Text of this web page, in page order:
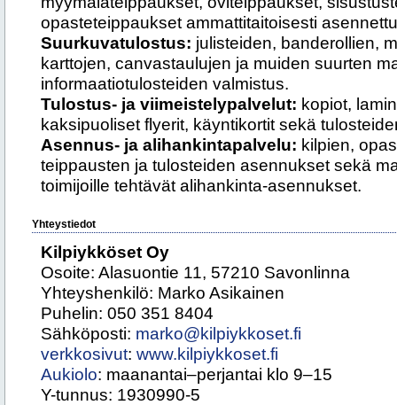
opasteteippaukset ammattitaitoisesti
Suurkuvatulostus: julisteiden, banderollien,
karttojen, canvastaulujen ja muiden suurten
informaatiotulosteiden valmistus.
Tulostus- ja viimeistelypalvelut: kopiot,
kaksipuoliset flyerit, käyntikortit sekä
Asennus- ja alihankintapalvelu: kilpien,
teippausten ja tulosteiden asennukset sekä
toimijoille tehtävät alihankinta-asennukset.
Yhteystiedot
Kilpiykköset Oy
Osoite: Alasuontie 11, 57210 Savonlinna
Yhteyshenkilö: Marko Asikainen
Puhelin: 050 351 8404
Sähköposti: marko@kilpiykkoset.fi
verkkosivut: www.kilpiykkoset.fi
Aukiolo: maanantai–perjantai klo 9–15
Y-tunnus: 1930990-5